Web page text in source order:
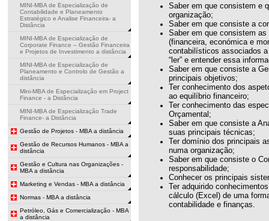
MINI-MBA de Especialização de
Contabilidade e Planeamento
Estratégico e Analise Financeira- a
Distância
MINI-MBA de Especialização de
Corporate Finance – Gestão Financeira
e Projetos de Investimento a distância
MINI-MBA de Especialização de
Planeamento e Controlo de Gestão a
distância
Mini-MBA de Especialização em Project
Finance - a Distância
MINI-MBA de Especialização Trade
Finance- a Distância
Gestão de Projetos - MBA a distância
Gestão de Recursos Humanos - MBA a
distância
Gestão e Cultura nas Organizações -
MBA a distância
Marketing e Vendas - MBA a distância
Normas - MBA a distância
Petróleo, Gás e Comercialização - MBA
a distância
Saber em que consistem e
organização;
Saber em que consiste a
Saber em que consistem
(financeira, económica e
contabilísticos associados
“ler” e entender essa
Saber em que consiste a
principais objetivos;
Ter conhecimento dos
ao equilíbrio financeiro;
Ter conhecimento das
Orçamental;
Saber em que consiste a
suas principais técnicas;
Ter domínio dos principais
numa organização;
Saber em que consiste o
responsabilidade;
Conhecer os principais
Ter adquirido
cálculo (Excel) de uma
contabilidade e finanças.